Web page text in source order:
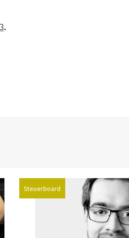
.
Steuerboard